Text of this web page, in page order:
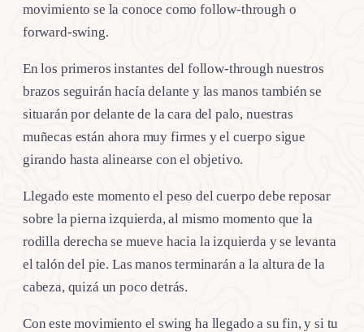
movimiento se la conoce como follow-through o
forward-swing.
En los primeros instantes del follow-through nuestros
brazos seguirán hacía delante y las manos también se
situarán por delante de la cara del palo, nuestras
muñecas están ahora muy firmes y el cuerpo sigue
girando hasta alinearse con el objetivo.
Llegado este momento el peso del cuerpo debe reposar
sobre la pierna izquierda, al mismo momento que la
rodilla derecha se mueve hacia la izquierda y se levanta
el talón del pie. Las manos terminarán a la altura de la
cabeza, quizá un poco detrás.
Con este movimiento el swing ha llegado a su fin, y si tu